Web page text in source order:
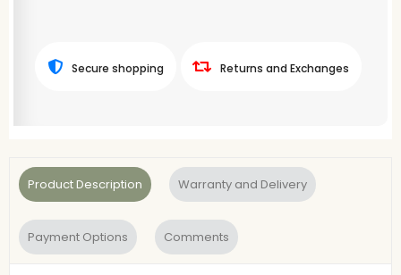
Secure shopping Returns and Exchanges
Product Description Warranty and Delivery
Payment Options Comments